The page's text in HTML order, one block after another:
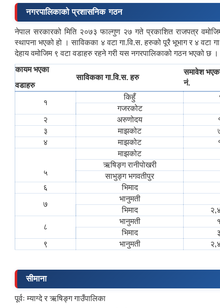
नगरपालिकाको प्रशासनिक गठन
नेपाल सरकारको मिति २०७३ फाल्गुण २७ गते प्रकाशित राजपत्र
स्थापना भएको हो । साविकका ४ वटा गा.वि.स. हरुको पूरै भूभाग र ४ वटा
देहाय वमोजिम ९ वटा वडाहरु रहने गरी यस नगरपालिकाको गठन भएको छ ।
कायम भएका
वडाहरु
साविकका गा.वि.स. हरु
समावेश
नं.
१
किहुँ
गजरकोट
२
अरुणोदय
३
माझकोट
४
माझकोट
५
माझकोट
ऋषिङ्‍ग रानीपोखरी
साभुङ्ग भगवतीपुर
६
भिमाद
७
भानुमती
भिमाद
८
भानुमती
भिमाद
९
भानुमती
सीमाना
पूर्वः म्याग्दे र ऋषिङ्ग गाउँपालिका